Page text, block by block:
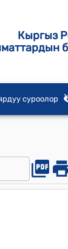
Кыргыз
суроолор